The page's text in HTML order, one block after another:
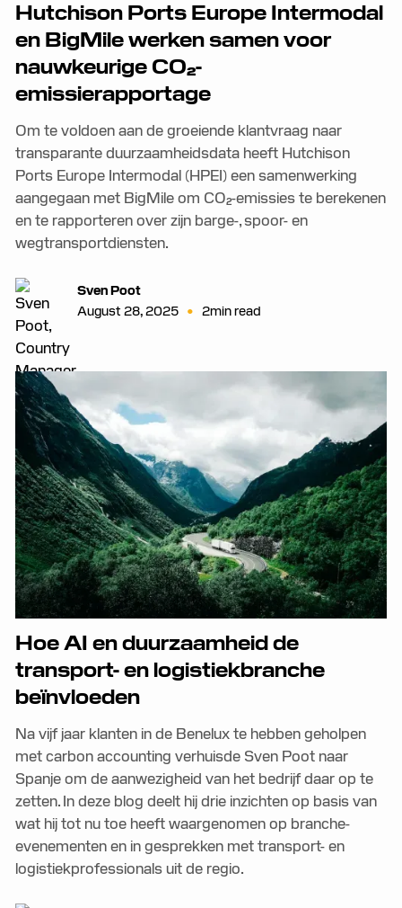
Hutchison Ports Europe Intermodal
en BigMile werken samen voor
nauwkeurige CO₂-
emissierapportage
Om te voldoen aan de groeiende klantvraag naar
transparante duurzaamheidsdata heeft Hutchison
Ports Europe Intermodal (HPEI) een samenwerking
aangegaan met BigMile om CO₂-emissies te berekenen
en te rapporteren over zijn barge-, spoor- en
wegtransportdiensten.
Sven Poot
August 28, 2025 • 2min read
Hoe AI en duurzaamheid de
transport- en logistiekbranche
beïnvloeden
Na vijf jaar klanten in de Benelux te hebben geholpen
met carbon accounting verhuisde Sven Poot naar
Spanje om de aanwezigheid van het bedrijf daar op te
zetten. In deze blog deelt hij drie inzichten op basis van
wat hij tot nu toe heeft waargenomen op branche-
evenementen en in gesprekken met transport- en
logistiekprofessionals uit de regio.